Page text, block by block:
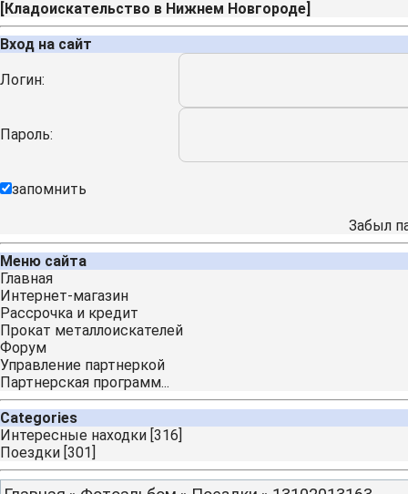
[Кладоискательство в Нижнем Новгороде]
Вход на сайт
Логин:
Пароль:
запомнить
Забыл
Меню сайта
Главная
Интернет-магазин
Рассрочка и кредит
Прокат металлоискателей
Форум
Управление партнеркой
Партнерская программ...
Categories
Интересные находки [316]
Поездки [301]